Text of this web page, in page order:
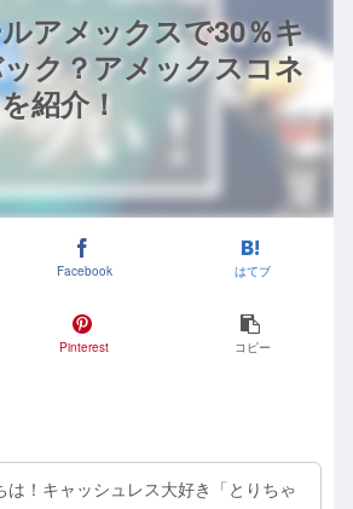
アメックスで30％キ
ク？アメックスコネ
紹介！
Facebook はてブ
Pinterest コピー
は！キャッシュレス大好き「とりちゃ